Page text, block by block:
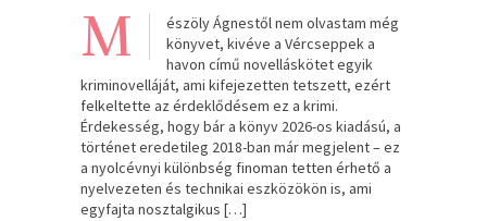
M
észöly Ágnestől nem olvastam még
könyvet, kivéve a Vércseppek a
havon című novelláskötet egyik
kriminovelláját, ami kifejezetten tetszett, ezért
felkeltette az érdeklődésem ez a krimi.
Érdekesség, hogy bár a könyv 2026-os kiadású, a
történet eredetileg 2018-ban már megjelent – ez
a nyolcévnyi különbség finoman tetten érhető a
nyelvezeten és technikai eszközökön is, ami
egyfajta nosztalgikus […]